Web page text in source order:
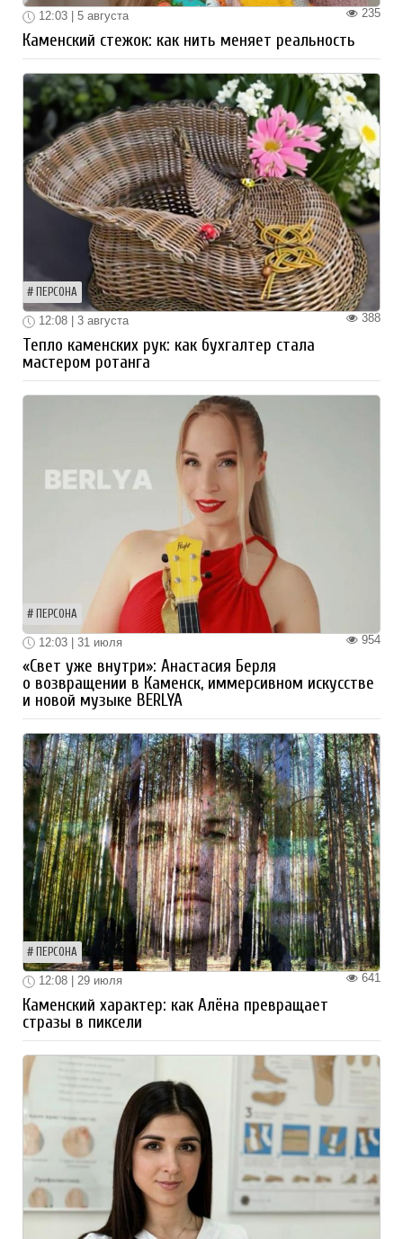
235
12:03 | 5 августа
Каменский стежок: как нить меняет реальность
ПЕРСОНА
388
12:08 | 3 августа
Тепло каменских рук: как бухгалтер стала
мастером ротанга
ПЕРСОНА
954
12:03 | 31 июля
«Свет уже внутри»: Анастасия Берля
о возвращении в Каменск, иммерсивном искусстве
и новой музыке BERLYA
ПЕРСОНА
641
12:08 | 29 июля
Каменский характер: как Алёна превращает
стразы в пиксели